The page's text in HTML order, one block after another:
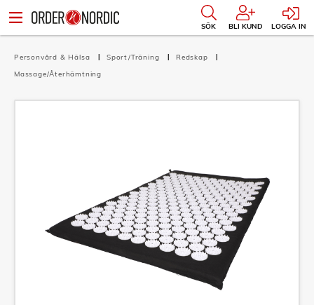
SÖK BLI KUND LOGGA IN
Personvård & Hälsa Sport/Träning
Redskap
Massage/Återhämtning